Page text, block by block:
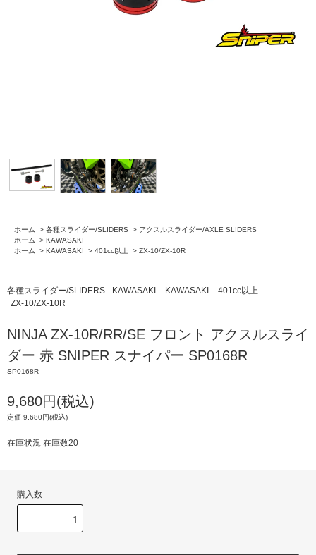
ホーム > 各種スライダー/SLIDERS > アクスルスライダー/AXLE SLIDERS
ホーム
> KAWASAKI
ホーム
> KAWASAKI > 401cc以上 > ZX-10/ZX-10R
各種スライダー/SLIDERS KAWASAKI KAWASAKI
401cc以上
ZX-10/ZX-10R
NINJA ZX-10R/RR/SE フロント アクスルスライ
ダー 赤 SNIPER スナイパー SP0168R
SP0168R
9,680円(税込)
定価 9,680円(税込)
在庫状況 在庫数20
購入数